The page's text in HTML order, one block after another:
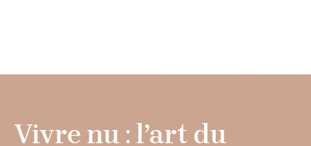
Vivre nu : l’art du